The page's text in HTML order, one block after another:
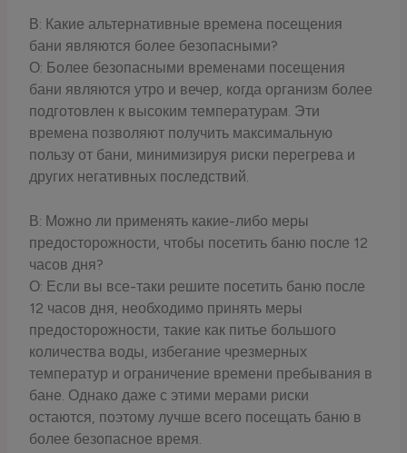
В: Какие альтернативные времена посещения
бани являются более безопасными?
О: Более безопасными временами посещения
бани являются утро и вечер, когда организм более
подготовлен к высоким температурам. Эти
времена позволяют получить максимальную
пользу от бани, минимизируя риски перегрева и
других негативных последствий.
В: Можно ли применять какие-либо меры
предосторожности, чтобы посетить баню после 12
часов дня?
О: Если вы все-таки решите посетить баню после
12 часов дня, необходимо принять меры
предосторожности, такие как питье большого
количества воды, избегание чрезмерных
температур и ограничение времени пребывания в
бане. Однако даже с этими мерами риски
остаются, поэтому лучше всего посещать баню в
более безопасное время.